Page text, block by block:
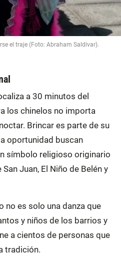
el traje (Foto: Abraham Saldivar).
a 30 minutos del
los chinelos no importa
Brincar es parte de su
oportunidad buscan
símbolo religioso originario
San Juan, El Niño de Belén y
no es solo una danza que
y niños de los barrios y
a cientos de personas que
tradición.